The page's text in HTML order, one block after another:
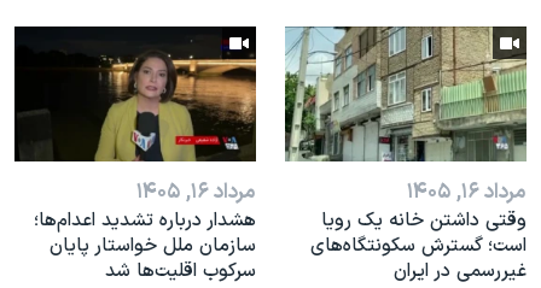
مرداد ۱۶, ۱۴۰۵
وقتی داشتن خانه یک رویا
است؛ گسترش سکونتگاه‌های
غیررسمی در ایران
مرداد ۱۶, ۱۴۰۵
هشدار درباره تشدید اعدام‌ها؛
سازمان ملل خواستار پایان
سرکوب اقلیت‌ها شد